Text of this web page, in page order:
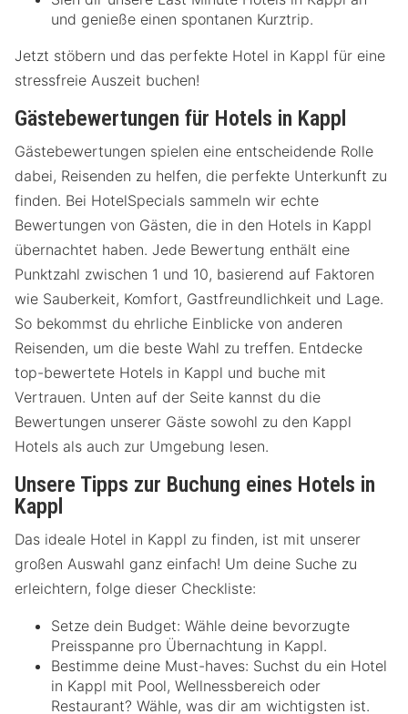
und genieße einen spontanen Kurztrip.
Jetzt stöbern und das perfekte Hotel in Kappl für eine
stressfreie Auszeit buchen!
Gästebewertungen für Hotels in Kappl
Gästebewertungen spielen eine entscheidende Rolle
dabei, Reisenden zu helfen, die perfekte Unterkunft zu
finden. Bei HotelSpecials sammeln wir echte
Bewertungen von Gästen, die in den Hotels in Kappl
übernachtet haben. Jede Bewertung enthält eine
Punktzahl zwischen 1 und 10, basierend auf Faktoren
wie Sauberkeit, Komfort, Gastfreundlichkeit und Lage.
So bekommst du ehrliche Einblicke von anderen
Reisenden, um die beste Wahl zu treffen. Entdecke
top-bewertete Hotels in Kappl und buche mit
Vertrauen. Unten auf der Seite kannst du die
Bewertungen unserer Gäste sowohl zu den Kappl
Hotels als auch zur Umgebung lesen.
Unsere Tipps zur Buchung eines Hotels in
Kappl
Das ideale Hotel in Kappl zu finden, ist mit unserer
großen Auswahl ganz einfach! Um deine Suche zu
erleichtern, folge dieser Checkliste:
Setze dein Budget: Wähle deine bevorzugte
Preisspanne pro Übernachtung in Kappl.
Bestimme deine Must-haves: Suchst du ein Hotel
in Kappl mit Pool, Wellnessbereich oder
Restaurant? Wähle, was dir am wichtigsten ist.